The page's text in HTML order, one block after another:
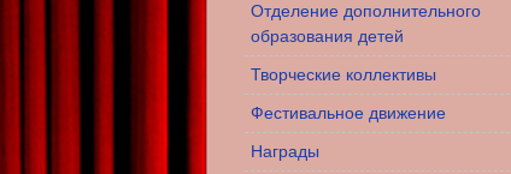
Отделение дополнительного
образования детей
Творческие коллективы
Фестивальное движение
Награды